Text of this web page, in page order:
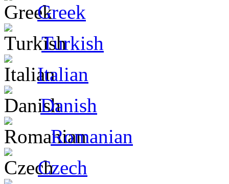
Greek
Turkish
Italian
Danish
Romanian
Czech